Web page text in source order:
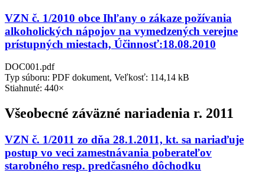
VZN č. 1/2010 obce Ihľany o zákaze požívania
alkoholických nápojov na vymedzených verejne
prístupných miestach, Účinnosť:18.08.2010
DOC001.pdf
Typ súboru: PDF dokument, Veľkosť: 114,14 kB
Stiahnuté: 440×
Všeobecné záväzné nariadenia r. 2011
VZN č. 1/2011 zo dňa 28.1.2011, kt. sa nariaďuje
postup vo veci zamestnávania poberateľov
starobného resp. predčasného dôchodku